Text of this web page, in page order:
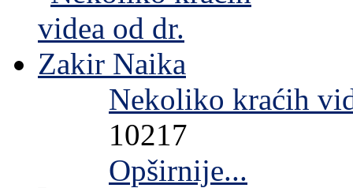
Nekoliko kraćih
10217
Opširnije...